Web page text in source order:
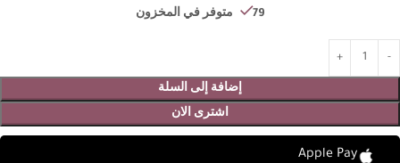
79 متوفر في المخزون
إضافة إلى السلة
اشترى الان
Apple Pay